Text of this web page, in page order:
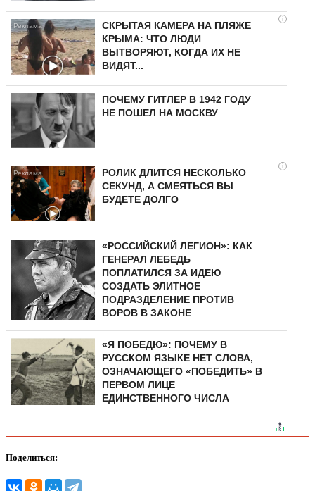
i
СКРЫТАЯ КАМЕРА НА ПЛЯЖЕ
КРЫМА: ЧТО ЛЮДИ
ВЫТВОРЯЮТ, КОГДА ИХ НЕ
ВИДЯТ...
ПОЧЕМУ ГИТЛЕР В 1942 ГОДУ
НЕ ПОШЕЛ НА МОСКВУ
i
РОЛИК ДЛИТСЯ НЕСКОЛЬКО
СЕКУНД, А СМЕЯТЬСЯ ВЫ
БУДЕТЕ ДОЛГО
«РОССИЙСКИЙ ЛЕГИОН»: КАК
ГЕНЕРАЛ ЛЕБЕДЬ
ПОПЛАТИЛСЯ ЗА ИДЕЮ
СОЗДАТЬ ЭЛИТНОЕ
ПОДРАЗДЕЛЕНИЕ ПРОТИВ
ВОРОВ В ЗАКОНЕ
«Я ПОБЕДЮ»: ПОЧЕМУ В
РУССКОМ ЯЗЫКЕ НЕТ СЛОВА,
ОЗНАЧАЮЩЕГО «ПОБЕДИТЬ» В
ПЕРВОМ ЛИЦЕ
ЕДИНСТВЕННОГО ЧИСЛА
Поделиться: